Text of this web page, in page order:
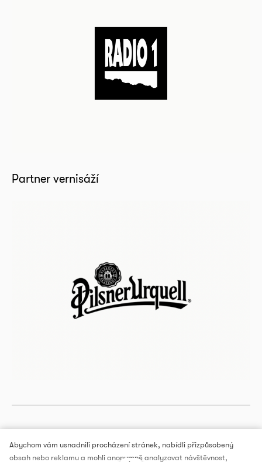
Partner vernisáží
Abychom vám usnadnili procházení stránek, nabídli přizpůsobený
obsah nebo reklamu a mohli anonymně analyzovat návštěvnost,